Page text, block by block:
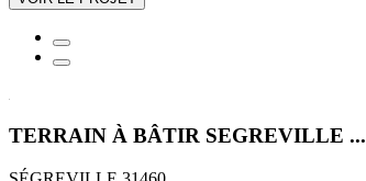
TERRAIN À BÂTIR SEGREVILLE ...